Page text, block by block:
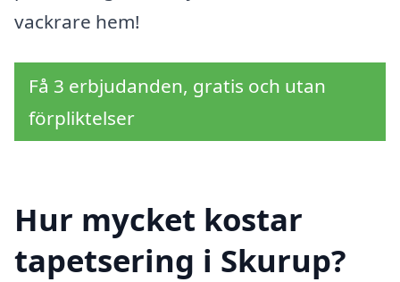
vackrare hem!
Få 3 erbjudanden, gratis och utan
förpliktelser
Hur mycket kostar
tapetsering i Skurup?